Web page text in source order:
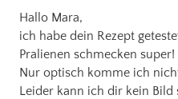
Hallo Mara,
ich habe dein Rezept
Pralienen schmecken super!
Nur optisch komme ich
Leider kann ich dir kein Bild